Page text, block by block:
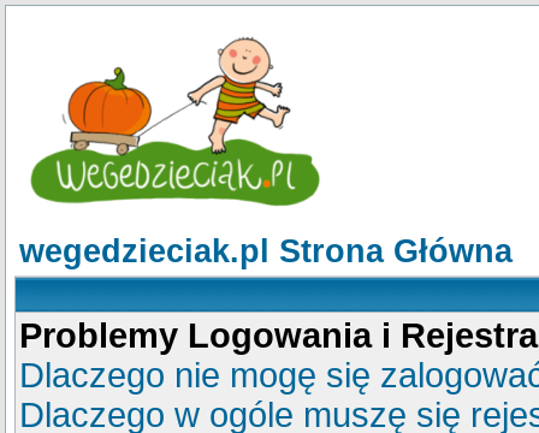
wegedzieciak.pl Strona Główna
Problemy Logowania i
Dlaczego nie mogę się
Dlaczego w ogóle muszę się